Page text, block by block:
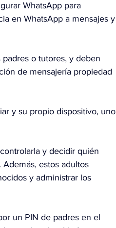
WhatsApp para
en WhatsApp a mensajes y
o tutores, y deben
de mensajería propiedad
y su propio dispositivo, uno
y decidir quién
estos adultos
y administrar los
un PIN de padres en el